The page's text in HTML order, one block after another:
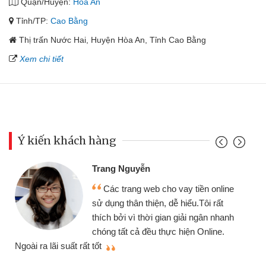
Tỉnh/TP: Cao Bằng
Thị trấn Nước Hai, Huyện Hòa An, Tỉnh Cao Bằng
Xem chi tiết
Ý kiến khách hàng
Trang Nguyễn
Các trang web cho vay tiền online
sử dụng thân thiện, dễ hiểu.Tôi rất
thích bởi vì thời gian giải ngân nhanh
chóng tất cả đều thực hiện Online.
Ngoài ra lãi suất rất tốt